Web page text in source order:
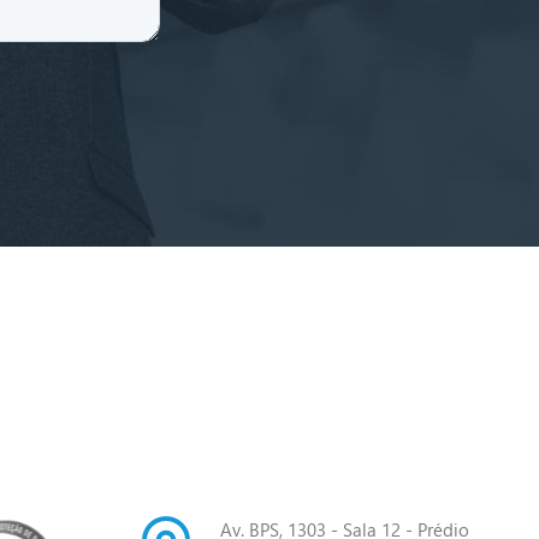
Av. BPS, 1303 - Sala 12 - Prédio